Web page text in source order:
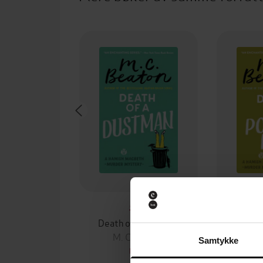
Samtykke
59,-
Death of a Dustman
M. C. Beaton
EBOK
Death